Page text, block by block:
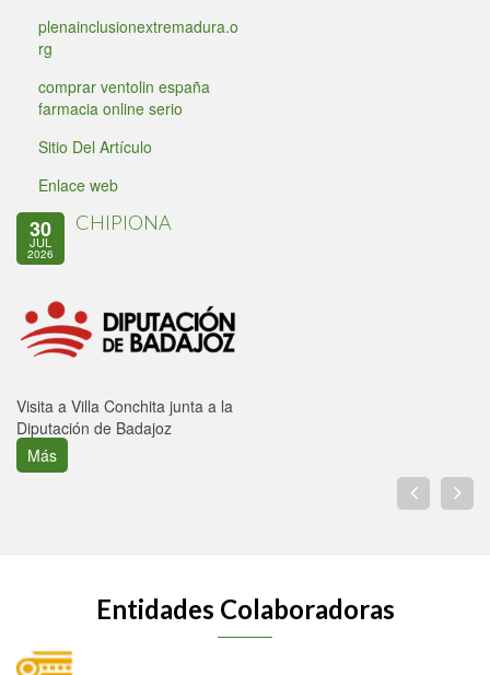
plenainclusionextremadura.o
rg
comprar ventolin españa
farmacia online serio
Sitio Del Artículo
Enlace web
30
JUL
2026
CHIPIONA
Visita a Villa Conchita junta a la
Diputación de Badajoz
Más
Entidades Colaboradoras